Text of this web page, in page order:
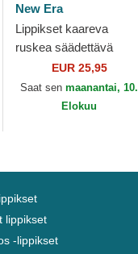
New Era
Lippikset kaareva
ruskea säädettävä
nauha 9FORTY League
Essential New York
Yankees MLB New Era
EUR 25,95
Saat senmaanantai, 10.
Elokuu
lippikset
-lippikset